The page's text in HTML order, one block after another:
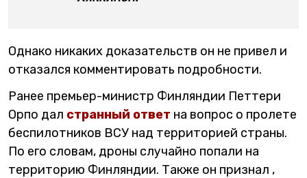
Однако никаких доказательств он не привел и
отказался комментировать подробности.
Ранее премьер-министр Финляндии Петтери
Орпо дал странный ответ на вопрос о пролете
беспилотников ВСУ над территорией страны.
По его словам, дроны случайно попали на
территорию Финляндии. Также он признал ,